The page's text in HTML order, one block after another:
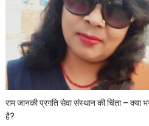
राम जानकी प्रगति सेवा संस्थान की चिंता – क्या
है?